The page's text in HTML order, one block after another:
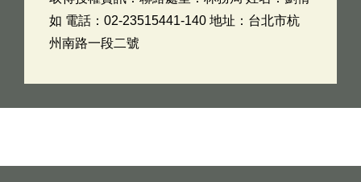
如 電話：02-23515441-140 地址：台北市杭
州南路一段二號